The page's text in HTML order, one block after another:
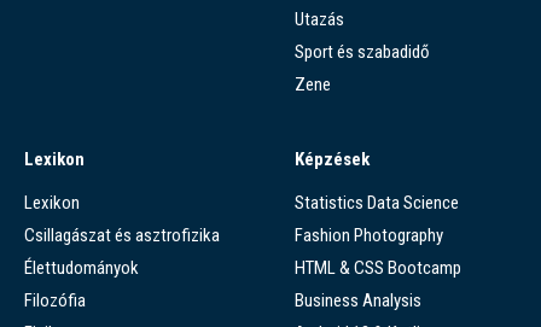
Utazás
Sport és szabadidő
Zene
Lexikon
Lexikon
Csillagászat és asztrofizika
Élettudományok
Filozófia
Képzések
Statistics Data Science
Fashion Photography
HTML & CSS Bootcamp
Business Analysis